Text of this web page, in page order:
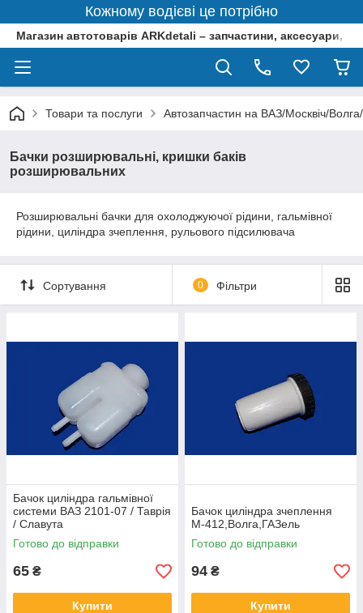
Кожному водієві це потрібно
Магазин автотоварів ARKdetali – запчастини, аксесуари,
Товари та послуги Автозапчастин на ВАЗ/Москвіч/
Бачки розширювальні, кришки баків
розширювальних
Розширювальні бачки для охолоджуючої рідини, гальмівної
рідини, циліндра зчеплення, рульового підсилювача
Сортування 0 Фільтри
Бачок циліндра гальмівної
системи ВАЗ 2101-07 / Таврія
/ Славута
Готово до відправки
65 ₴
Купити
Бачок циліндра зчеплення
М-412,Волга,ГАЗель
Готово до відправки
94 ₴
Купити